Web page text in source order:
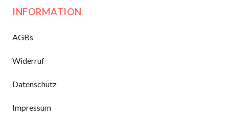
INFORMATION
AGBs
Widerruf
Datenschutz
Impressum